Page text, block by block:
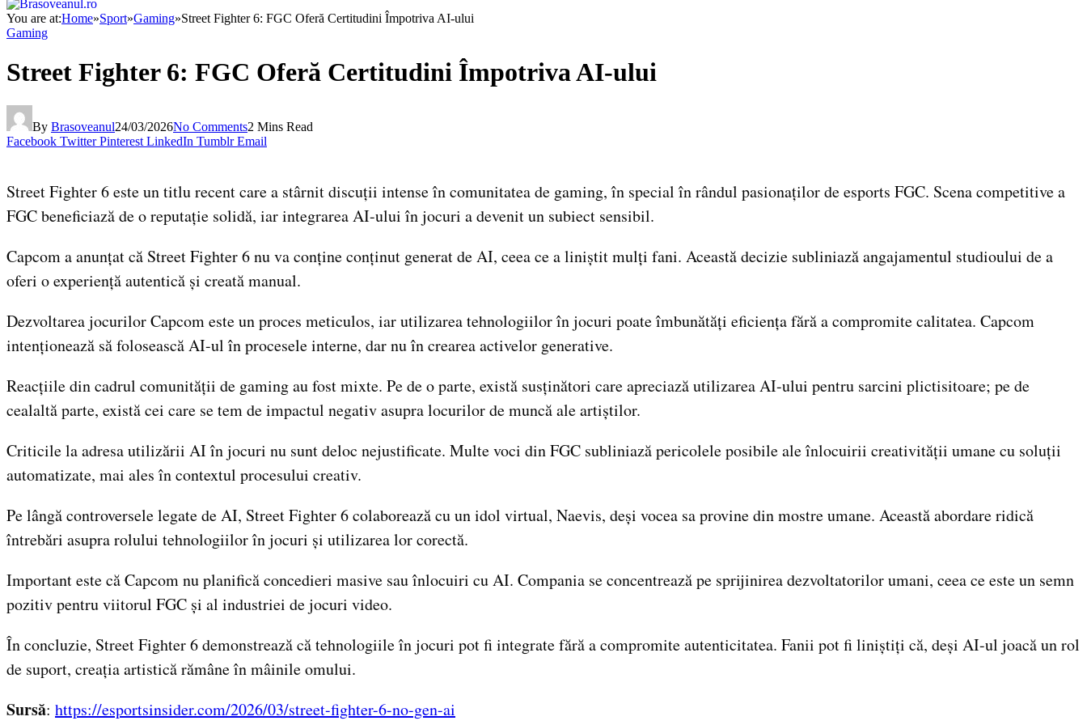
You are at:Home»Sport»Gaming»Street Fighter 6: FGC Oferă Certitudini Împotriva AI-ului
Gaming
Street Fighter 6: FGC Oferă Certitudini Împotriva AI-ului
By Brasoveanul24/03/2026No Comments2 Mins Read
Facebook Twitter Pinterest LinkedIn Tumblr Email
Street Fighter 6 este un titlu recent care a stârnit discuții intense în comunitatea de gaming, în special în rândul pasionaților de esports FGC. Scena competitive a
FGC beneficiază de o reputație solidă, iar integrarea AI-ului în jocuri a devenit un subiect sensibil.
Capcom a anunțat că Street Fighter 6 nu va conține conținut generat de AI, ceea ce a liniștit mulți fani. Această decizie subliniază angajamentul studioului de a
oferi o experiență autentică și creată manual.
Dezvoltarea jocurilor Capcom este un proces meticulos, iar utilizarea tehnologiilor în jocuri poate îmbunătăți eficiența fără a compromite calitatea. Capcom
intenționează să folosească AI-ul în procesele interne, dar nu în crearea activelor generative.
Reacțiile din cadrul comunității de gaming au fost mixte. Pe de o parte, există susținători care apreciază utilizarea AI-ului pentru sarcini plictisitoare; pe de
cealaltă parte, există cei care se tem de impactul negativ asupra locurilor de muncă ale artiștilor.
Criticile la adresa utilizării AI în jocuri nu sunt deloc nejustificate. Multe voci din FGC subliniază pericolele posibile ale înlocuirii creativității umane cu soluții
automatizate, mai ales în contextul procesului creativ.
Pe lângă controversele legate de AI, Street Fighter 6 colaborează cu un idol virtual, Naevis, deși vocea sa provine din mostre umane. Această abordare ridică
întrebări asupra rolului tehnologiilor în jocuri și utilizarea lor corectă.
Important este că Capcom nu planifică concedieri masive sau înlocuiri cu AI. Compania se concentrează pe sprijinirea dezvoltatorilor umani, ceea ce este un semn
pozitiv pentru viitorul FGC și al industriei de jocuri video.
În concluzie, Street Fighter 6 demonstrează că tehnologiile în jocuri pot fi integrate fără a compromite autenticitatea. Fanii pot fi liniștiți că, deși AI-ul joacă un rol
de suport, creația artistică rămâne în mâinile omului.
Sursă: https://esportsinsider.com/2026/03/street-fighter-6-no-gen-ai